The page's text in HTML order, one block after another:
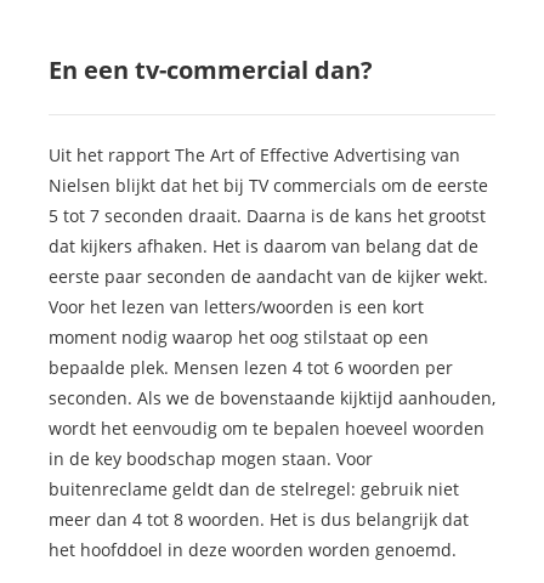
En een tv-commercial dan?
Uit het rapport The Art of Effective Advertising van
Nielsen blijkt dat het bij TV commercials om de eerste
5 tot 7 seconden draait. Daarna is de kans het grootst
dat kijkers afhaken. Het is daarom van belang dat de
eerste paar seconden de aandacht van de kijker wekt.
Voor het lezen van letters/woorden is een kort
moment nodig waarop het oog stilstaat op een
bepaalde plek. Mensen lezen 4 tot 6 woorden per
seconden. Als we de bovenstaande kijktijd aanhouden,
wordt het eenvoudig om te bepalen hoeveel woorden
in de key boodschap mogen staan. Voor
buitenreclame geldt dan de stelregel: gebruik niet
meer dan 4 tot 8 woorden. Het is dus belangrijk dat
het hoofddoel in deze woorden worden genoemd.